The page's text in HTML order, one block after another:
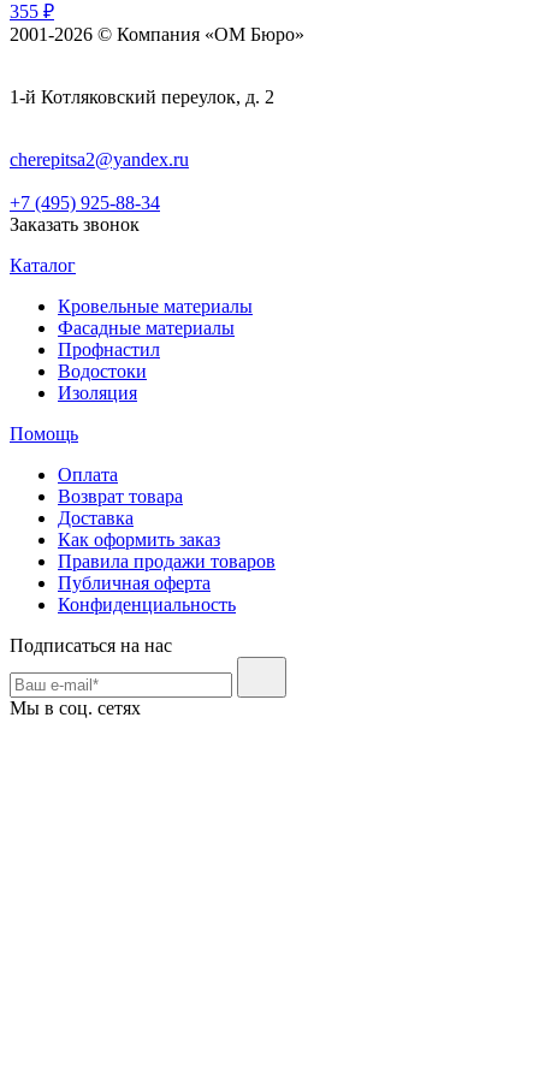
355 ₽
2001-2026 © Компания «ОМ Бюро»
1-й Котляковский переулок, д. 2
cherepitsa2@yandex.ru
+7 (495) 925-88-34
Заказать звонок
Каталог
Кровельные материалы
Фасадные материалы
Профнастил
Водостоки
Изоляция
Помощь
Оплата
Возврат товара
Доставка
Как оформить заказ
Правила продажи товаров
Публичная оферта
Конфиденциальность
Подписаться на нас
Мы в соц. сетях